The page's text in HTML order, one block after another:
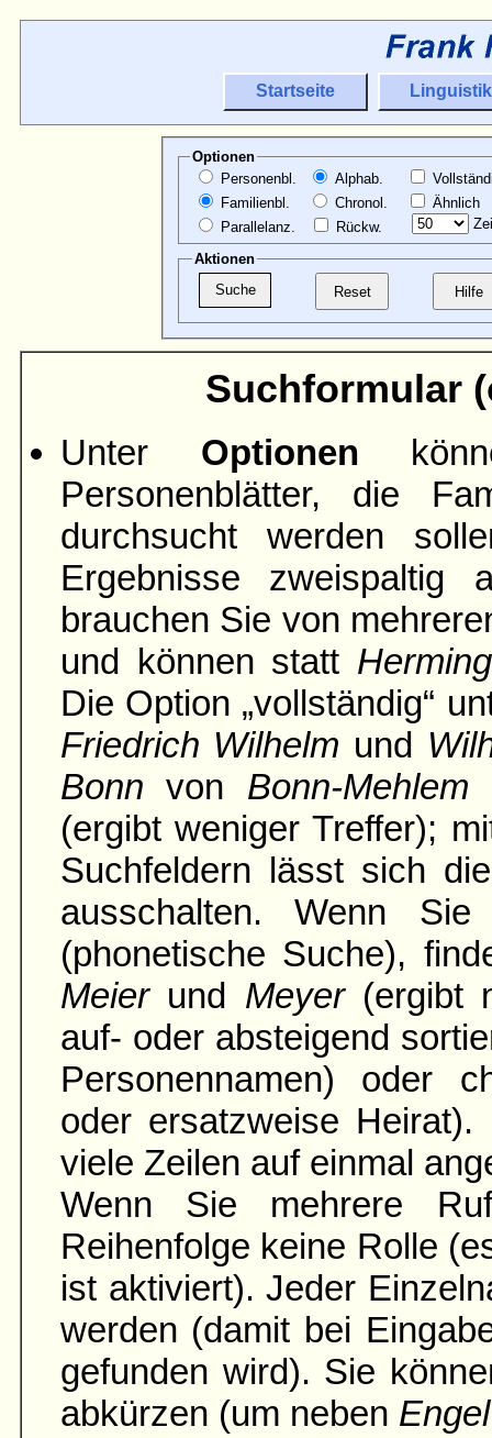
Startseite Linguistik
Optionen
Personenbl.
Familienbl.
Parallelanz.
Alphab.
Chronol.
Rückw.
Ähnlich
Aktionen
Suchformular
Unter Optionen
Personenblätter, die
durch­sucht werden
Ergebnisse zweispaltig
brauchen Sie von
und können statt
Die Option „vollständig“
Friedrich Wilhelm und
Bonn von Bonn-Mehlem
(ergibt weniger Treffer);
Suchfeldern lässt sich
ausschalten. Wenn Sie
(phonetische Suche),
Meierund Meyer(ergibt
auf- oder absteigend
Personennamen) oder
oder ersatzweise
viele Zeilen auf einmal
Wenn Sie mehrere
Reihenfolge keine Rolle
ist aktiviert). Jeder
werden (damit bei
gefunden wird). Sie
abkürzen (um neben Engel